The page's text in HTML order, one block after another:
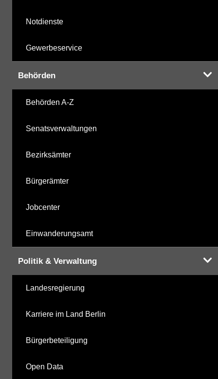
Notdienste
Gewerbeservice
Behörden
Behörden A-Z
Senatsverwaltungen
Bezirksämter
Bürgerämter
Jobcenter
Einwanderungsamt
Politik & Verwaltung
Landesregierung
Karriere im Land Berlin
Bürgerbeteiligung
Open Data